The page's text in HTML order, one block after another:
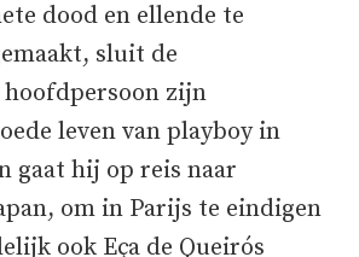
dood en ellende te
sluit de
hoofdpersoon zijn
leven van playboy in
gaat hij op reis naar
om in Parijs te eindigen
ook Eça de Queirós